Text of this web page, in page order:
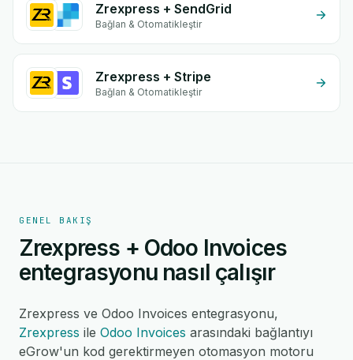
Zrexpress + SendGrid
Bağlan & Otomatikleştir
Zrexpress + Stripe
Bağlan & Otomatikleştir
GENEL BAKIŞ
Zrexpress + Odoo Invoices
entegrasyonu nasıl çalışır
Zrexpress ve Odoo Invoices entegrasyonu,
Zrexpress ile Odoo Invoices arasındaki bağlantıyı
eGrow'un kod gerektirmeyen otomasyon motoru